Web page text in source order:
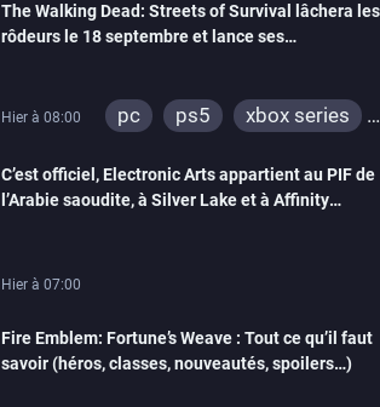
The Walking Dead: Streets of Survival lâchera les
rôdeurs le 18 septembre et lance ses
Hier à 08:00 pc ps5
xbox series
C’est officiel, Electronic Arts appartient au PIF de
l’Arabie saoudite, à Silver Lake et à Affinity
Hier à 07:00
Fire Emblem: Fortune’s Weave : Tout ce qu’il faut
savoir (héros, classes, nouveautés, spoilers…)